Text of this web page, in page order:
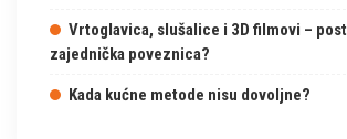
Vrtoglavica, slušalice i 3D filmovi –
zajednička poveznica?
Kada kućne metode nisu dovoljne?